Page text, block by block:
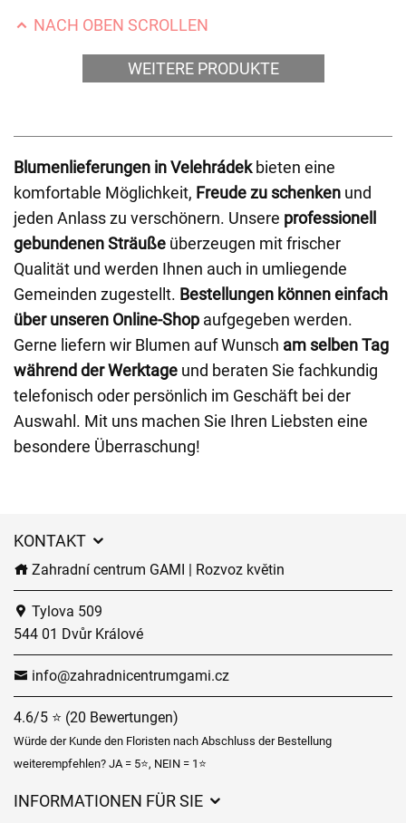
NACH OBEN SCROLLEN
WEITERE PRODUKTE
Blumenlieferungen in Velehrádekbieten eine
komfortable Möglichkeit, Freude zu schenken und
jeden Anlass zu verschönern. Unsere professionell
gebundenen Sträuße überzeugen mit frischer
Qualität und werden Ihnen auch in umliegende
Gemeinden zugestellt. Bestellungen können einfach
über unseren Online-Shop aufgegeben werden.
Gerne liefern wir Blumen auf Wunsch am selben Tag
während der Werktage und beraten Sie fachkundig
telefonisch oder persönlich im Geschäft bei der
Auswahl. Mit uns machen Sie Ihren Liebsten eine
besondere Überraschung!
KONTAKT
Zahradní centrum GAMI | Rozvoz květin
Tylova 509
544 01 Dvůr Králové
info@zahradnicentrumgami.cz
4.6/5 ⭐ (20 Bewertungen)
Würde der Kunde den Floristen nach Abschluss der Bestellung
weiterempfehlen? JA = 5⭐, NEIN = 1⭐
INFORMATIONEN FÜR SIE